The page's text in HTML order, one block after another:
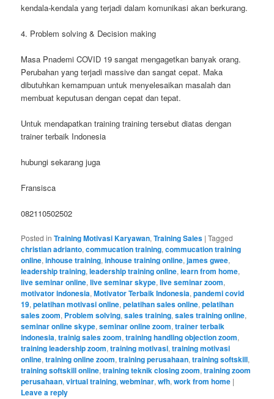
kendala-kendala yang terjadi dalam komunikasi akan berkurang.
4. Problem solving & Decision making
Masa Pnademi COVID 19 sangat mengagetkan banyak orang.
Perubahan yang terjadi massive dan sangat cepat. Maka
dibutuhkan kemampuan untuk menyelesaikan masalah dan
membuat keputusan dengan cepat dan tepat.
Untuk mendapatkan training training tersebut diatas dengan
trainer terbaik Indonesia
hubungi sekarang juga
Fransisca
082110502502
Posted in Training Motivasi Karyawan,Training Sales |Tagged
christian adrianto,commucation training,commucation training
online,inhouse training,inhouse training online,james gwee,
leadership training,leadership training online,learn from home,
live seminar online,live seminar skype,live seminar zoom,
motivator indonesia,Motivator Terbaik Indonesia,pandemi covid
19,pelatihan motivasi online,pelatihan sales online,pelatihan
sales zoom, Problem solving,sales training,sales training online,
seminar online skype,seminar online zoom,trainer terbaik
indonesia,trainig sales zoom,training handling objection zoom,
training leadership zoom,training motivasi,training motivasi
online,training online zoom,training perusahaan,training softskill,
training softskill online,training teknik closing zoom,training zoom
perusahaan,virtual training,webminar,wfh,work from home |
Leave a reply